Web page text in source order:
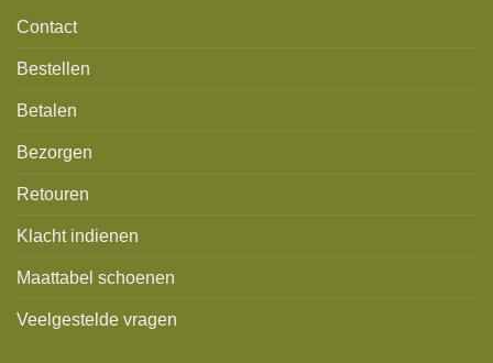
Contact
Bestellen
Betalen
Bezorgen
Retouren
Klacht indienen
Maattabel schoenen
Veelgestelde vragen